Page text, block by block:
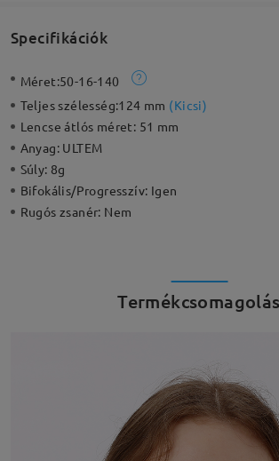
Specifikációk
Méret:50-16-140
Teljes szélesség:124 mm (Kicsi)
Lencse átlós méret: 51 mm
Anyag: ULTEM
Súly: 8g
Bifokális/Progresszív: Igen
Rugós zsanér: Nem
Termékcsomagolás